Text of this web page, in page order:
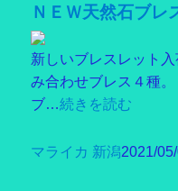
ＮＥＷ天然石ブレ
新しいブレスレット
み合わせブレス４種
ブ…続きを読む
マライカ 新潟2021/